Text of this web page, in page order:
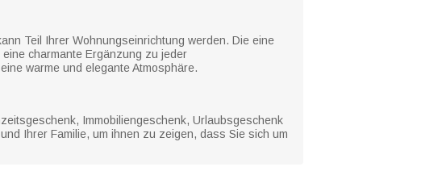
Teil Ihrer Wohnungseinrichtung werden. Die eine
charmante Ergänzung zu jeder
warme und elegante Atmosphäre.
Immobiliengeschenk, Urlaubsgeschenk
Ihrer Familie, um ihnen zu zeigen, dass Sie sich um